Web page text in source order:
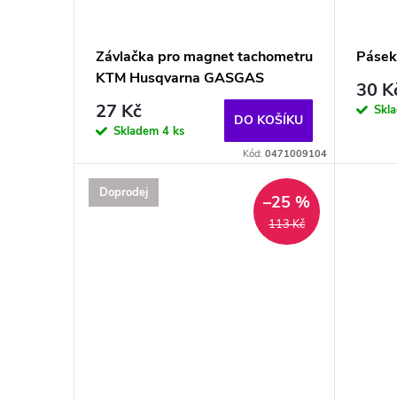
t
ů
d
Závlačka pro magnet tachometru
KTM Husqvarna GASGAS
27 Kč
Skladem 4 ks
DO KOŠÍKU
Kód:0471009104
30
Doprodej
113 Kč
–25 %